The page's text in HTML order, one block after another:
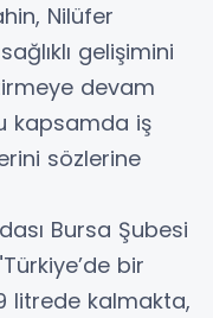
Nilüfer
gelişimini
devam
kapsamda iş
sözlerine
Bursa Şubesi
bir
litrede kalmakta,